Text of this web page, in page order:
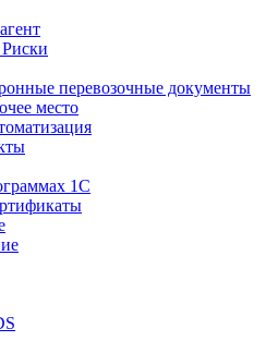
перевозочные документы
место
1С